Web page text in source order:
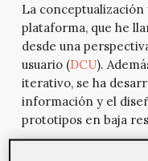
La conceptualización
plataforma, que he
desde una
usuario (DCU).
iterativo, se ha
información y el
prototipos en baja